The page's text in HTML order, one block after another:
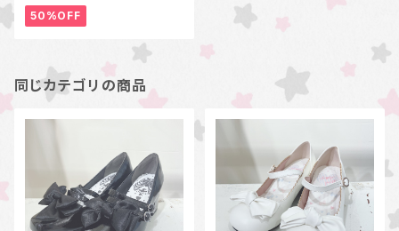
50%OFF
同じカテゴリの商品